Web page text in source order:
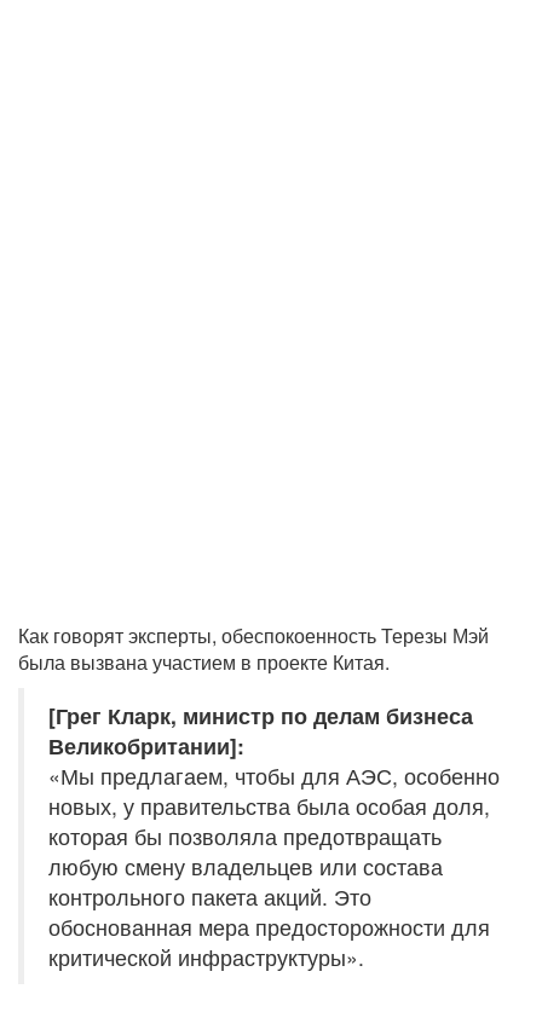
Как говорят эксперты, обеспокоенность Терезы Мэй
была вызвана участием в проекте Китая.
[Грег Кларк, министр по делам бизнеса
Великобритании]:
«Мы предлагаем, чтобы для АЭС, особенно
новых, у правительства была особая доля,
которая бы позволяла предотвращать
любую смену владельцев или состава
контрольного пакета акций. Это
обоснованная мера предосторожности для
критической инфраструктуры».